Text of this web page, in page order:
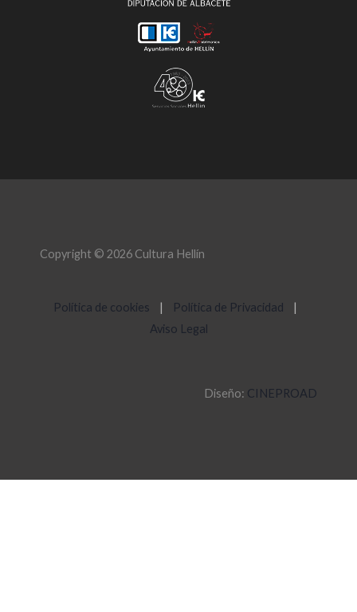
Copyright © 2026 Cultura Hellín
Política de cookies | Política de Privacidad
|
Aviso Legal
Diseño: CINEPROAD